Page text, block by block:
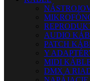
AUDIO
PATCH
Y
MIDI
DMX A